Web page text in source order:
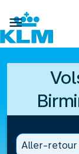

Aller-retour